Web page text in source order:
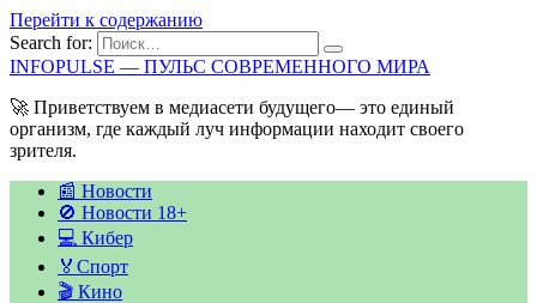
Перейти к содержанию
Search for:
INFOPULSE — ПУЛЬС СОВРЕМЕННОГО МИРА
🚀 Приветствуем в медиасети будущего— это единый
организм, где каждый луч информации находит своего
зрителя.
📰 Новости
🚫 Новости 18+
💻 Кибер
🏅Спорт
🎬 Кино